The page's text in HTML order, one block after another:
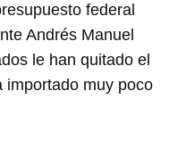
federal
Andrés Manuel
le han quitado el
importado muy poco